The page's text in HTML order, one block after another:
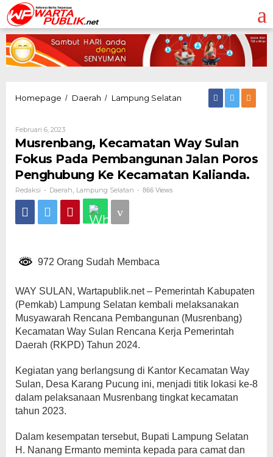
Lewati
ke
konten
Homepage / Daerah / Lampung Selatan Musrenbang,
Kecamatan
Fokus
Pada
Pembangunan
Jalan
Februari 6, 2023Oleh
Musrenbang, Kecamatan Way Sulan
Fokus Pada Pembangunan Jalan Poros
Penghubung Ke Kecamatan Kalianda.
Redaksi - Daerah Lampung Selatan - 866 Views
972 Orang Sudah Membaca
WAY SULAN, Wartapublik.net – Pemerintah Kabupaten
(Pemkab) Lampung Selatan kembali melaksanakan
Musyawarah Rencana Pembangunan (Musrenbang)
Kecamatan Way Sulan Rencana Kerja Pemerintah
Daerah (RKPD) Tahun 2024.
Kegiatan yang berlangsung di Kantor Kecamatan Way
Sulan, Desa Karang Pucung ini, menjadi titik lokasi ke-8
dalam pelaksanaan Musrenbang tingkat kecamatan
tahun 2023.
Dalam kesempatan tersebut, Bupati Lampung Selatan
H. Nanang Ermanto meminta kepada para camat dan